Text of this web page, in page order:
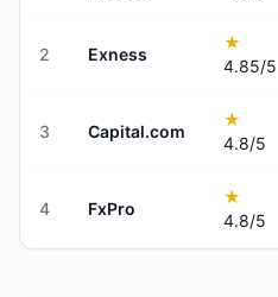
2 Exness
★
4.85/5
3 Capital.com
★
4.8/5
4 FxPro
★
4.8/5